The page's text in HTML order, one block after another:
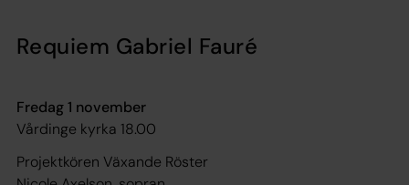
Requiem Gabriel Fauré
Fredag 1 november
Vårdinge kyrka 18.00
Projektkören Växande Röster